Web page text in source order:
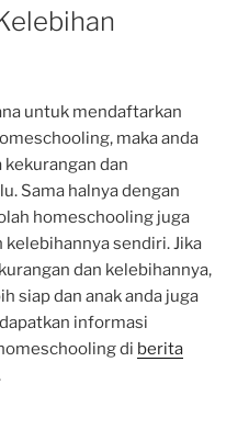
untuk mendaftarkan
maka anda
dan
Sama halnya dengan
homeschooling juga
sendiri. Jika
dan kelebihannya,
siap dan anak anda juga
informasi
di berita